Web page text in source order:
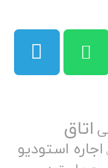
اتاق
اجاره استودیو